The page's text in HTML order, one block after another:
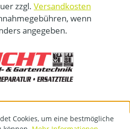
zzgl. Versandkosten
wenn
angegeben.
Cookies, um eine bestmögliche